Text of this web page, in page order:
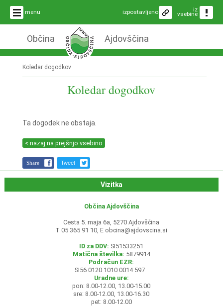
menu iz
vsebine
izpostavljeno
Občina Ajdovščina
Koledar dogodkov
Koledar dogodkov
Ta dogodek ne obstaja.
< nazaj na prejšnjo vsebino
Share Tweet
Vizitka
Občina Ajdovščina
Cesta 5. maja 6a, 5270 Ajdovščina
T 05 365 91 10, E obcina@ajdovscina.si
ID za DDV: SI51533251
Matična številka: 5879914
Podračun EZR:
SI56 0120 1010 0014 597
Uradne ure:
pon: 8.00-12.00, 13.00-15.00
sre: 8.00-12.00, 13.00-16.30
pet: 8.00-12.00